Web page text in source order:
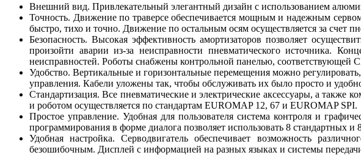
Внешний вид. Привлекательный элегантный дизайн с использованием
Точность. Движение по траверсе обеспечивается мощным и надежным
быстро, тихо и точно. Движение по остальным осям осуществляется за счет
Безопасность. Высокая эффективность амортизаторов позволяет
произойти аварии из-за неисправности пневматического источника.
неисправностей. Роботы снабжены контрольной панелью, соответствующей
Удобство. Вертикальные и горизонтальные перемещения можно
управления. Кабели уложены так, чтобы обслуживать их было просто и
Стандартизация. Все пневматические и электрические аксессуары, а
и роботом осуществляется по стандартам EUROMAP 12, 67 и EUROMAP SPI.
Простое управление. Удобная для пользователя система контроля и
программирования в форме диалога позволяет использовать 8 стандартных и
Удобная настройка. Серводвигатель обеспечивает возможность
безошибочным. Дисплей с информацией на разных языках и системы